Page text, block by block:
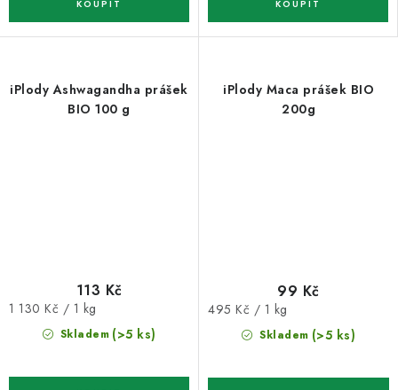
iPlody Ashwagandha prášek
BIO 100 g
Skladem (>5 ks)
113 Kč
Měrná
1 130 Kč / 1 kg
iPlody Maca prášek BIO
200g
Skladem (>5 ks)
99 Kč
Měrná
495 Kč / 1 kg